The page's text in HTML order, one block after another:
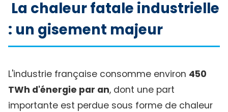
La chaleur fatale industrielle
: un gisement majeur
L'industrie française consomme environ 450
TWh d'énergie par an, dont une part
importante est perdue sous forme de chaleur